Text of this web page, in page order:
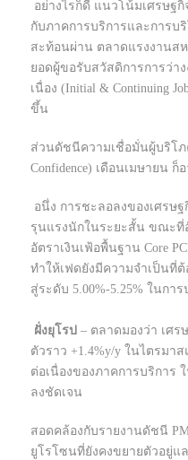
อย่างไรก็ดี แนวโน้มเศรษฐ
กับภาคการบริการและการบ
สะท้อนผ่าน ตลาดแรงงาน
ยอดผู้ขอรับสวัสดิการการว่า
เนื่อง (Initial & Continuing
ขึ้น
ส่วนดัชนีความเชื่อมั่นผู้บริโภค
Confidence) เดือนเมษายน
อนึ่ง การชะลอลงของเศรษ
รุนแรงนักในระยะสั้น ขณะที่อั
อัตราเงินเฟ้อพื้นฐาน Core
ทำให้เฟดยังมีความจำเป็นที่
สู่ระดับ 5.00%-5.25% ในกา
ฝั่งยุโรป – ตลาดมองว่า เศ
ตัวราว +1.4%y/y ในไตรม
ต่อเนื่องของภาคการบริกา
ลงชัดเจน
สอดคล้องกับรายงานดัชนี
ยูโรโซนที่ยังคงขยายตัวอยู่แ